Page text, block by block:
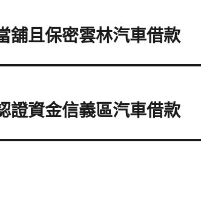
舖且保密雲林汽車借款
證資金信義區汽車借款